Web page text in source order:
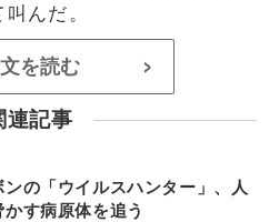
んだ。
を読む >
連記事
ンの「ウイルスハンター」、人
かす病原体を追う